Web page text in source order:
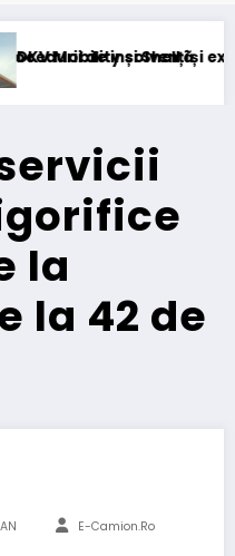
extind parteneriatul
la
la 42 de
E-Camion.ro